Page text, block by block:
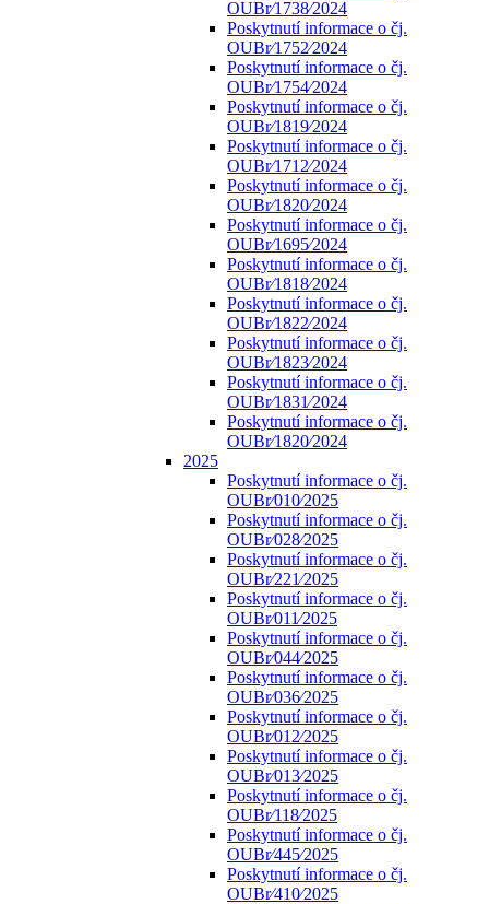
OUBr⁄1738⁄2024
Poskytnutí informace o čj.
OUBr⁄1752⁄2024
Poskytnutí informace o čj.
OUBr⁄1754⁄2024
Poskytnutí informace o čj.
OUBr⁄1819⁄2024
Poskytnutí informace o čj.
OUBr⁄1712⁄2024
Poskytnutí informace o čj.
OUBr⁄1820⁄2024
Poskytnutí informace o čj.
OUBr⁄1695⁄2024
Poskytnutí informace o čj.
OUBr⁄1818⁄2024
Poskytnutí informace o čj.
OUBr⁄1822⁄2024
Poskytnutí informace o čj.
OUBr⁄1823⁄2024
Poskytnutí informace o čj.
OUBr⁄1831⁄2024
Poskytnutí informace o čj.
OUBr⁄1820⁄2024
2025
Poskytnutí informace o čj.
OUBr⁄010⁄2025
Poskytnutí informace o čj.
OUBr⁄028⁄2025
Poskytnutí informace o čj.
OUBr⁄221⁄2025
Poskytnutí informace o čj.
OUBr⁄011⁄2025
Poskytnutí informace o čj.
OUBr⁄044⁄2025
Poskytnutí informace o čj.
OUBr⁄036⁄2025
Poskytnutí informace o čj.
OUBr⁄012⁄2025
Poskytnutí informace o čj.
OUBr⁄013⁄2025
Poskytnutí informace o čj.
OUBr⁄118⁄2025
Poskytnutí informace o čj.
OUBr⁄445⁄2025
Poskytnutí informace o čj.
OUBr⁄410⁄2025